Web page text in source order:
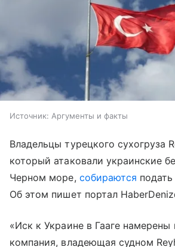
Источник: Аргументы и факты
Владельцы турецкого сухогруза
который атаковали украинские
Черном море, собираются
Об этом пишет портал
«Иск к Украине в Гааге намерены
компания, владеющая судном